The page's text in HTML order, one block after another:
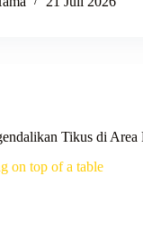
Tikus di Area